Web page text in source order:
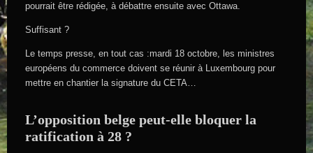
pourrait être rédigée, à débattre ensuite avec Ottawa.
Suffisant ?
Le temps presse, en tout cas :mardi 18 octobre, les ministres
européens du commerce doivent se réunir à Luxembourg pour
mettre en chantier la signature du CETA…
L’opposition belge peut-elle bloquer la
ratification à 28 ?